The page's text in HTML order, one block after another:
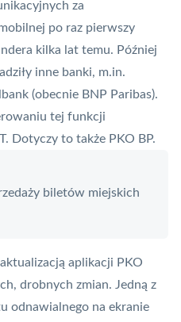
za
po raz pierwszy
kilka lat temu. Później
inne banki, m.in.
(obecnie BNP Paribas).
tej funkcji
. Dotyczy to także PKO BP.
biletów miejskich
aplikacji PKO
drobnych zmian. Jedną z
odnawialnego na ekranie